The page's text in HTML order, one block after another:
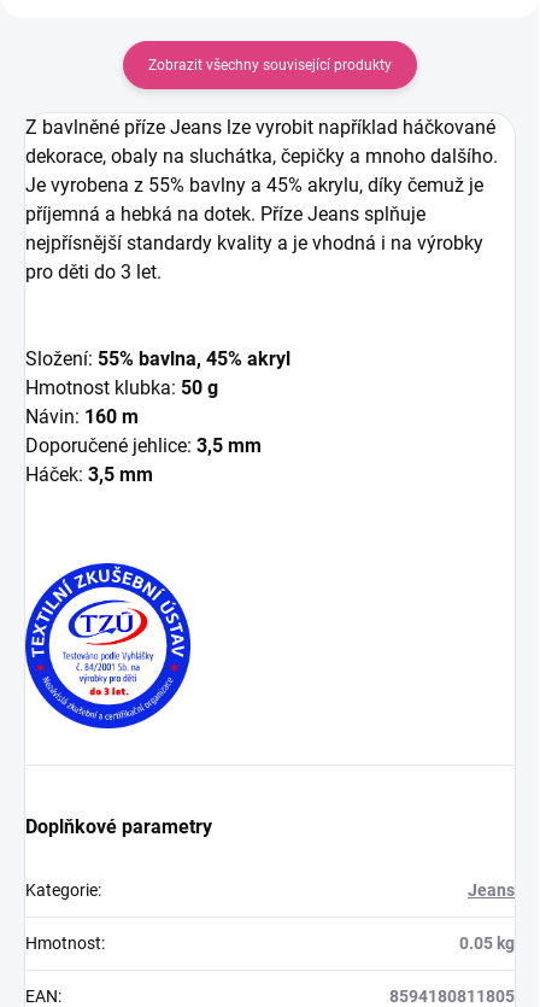
Zobrazit všechny související produkty
Z bavlněné příze Jeans lze vyrobit například háčkované
dekorace, obaly na sluchátka, čepičky a mnoho dalšího.
Je vyrobena z 55% bavlny a 45% akrylu, díky čemuž je
příjemná a hebká na dotek. Příze Jeans splňuje
nejpřísnější standardy kvality a je vhodná i na výrobky
pro děti do 3 let.
Složení: 55% bavlna, 45% akryl
Hmotnost klubka: 50 g
Návin: 160 m
Doporučené jehlice: 3,5 mm
Háček: 3,5 mm
Doplňkové parametry
Kategorie: Jeans
Hmotnost: 0.05 kg
EAN: 8594180811805